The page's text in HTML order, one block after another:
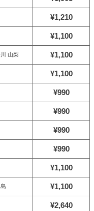
¥1,210
¥1,100
山梨 ¥1,100
¥1,100
¥990
¥990
¥990
¥990
¥1,100
¥1,100
¥2,640